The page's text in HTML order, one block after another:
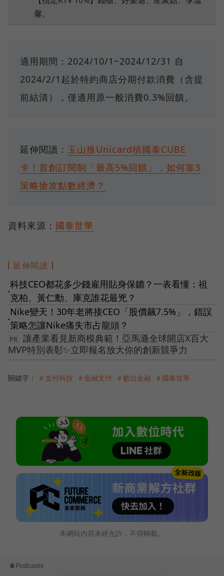
馨。
適用期間：2024/10/1~2024/12/31 自
2024/2/1起於特約商店分期付款消費（含提
前結清），僅適用原一般消費0.3%回饋。
延伸閱讀： 玉山推Unicard槓國泰CUBE
卡！首創訂閱制「最高5%回饋」，如何靠3
策略搶攻點數經濟？
資料來源： 國泰世華
延伸閱讀
●
科技CEO都花多少錢雇用貼身保鑣？一表看懂：祖
克柏、黃仁勳、庫克誰花最兇？
●
Nike變天！30年老將接CEO「股價飆7.5%」，錯誤
策略怎讓Nike痛失市占龍頭？
讓產業看見新商模典範！亞馬遜全球開店X百大
MVP特別表彰✨立即報名放大你的創新競爭力
關鍵字： ＃支付科技 ＃金融支付 ＃數位金融 ＃國泰世華
本網站內容未經允許，不得轉載。